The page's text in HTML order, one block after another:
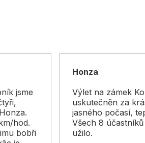
jsme
hod.
bobři
Honza
Výlet na zámek
uskutečněn za
jasného počasí,
Všech 8
užilo.